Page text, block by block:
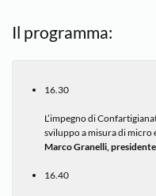
Il programma:
16.30
L’impegno di
Marco Granelli,
16.40